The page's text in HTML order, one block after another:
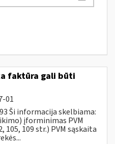
faktūra gali būti
01
Ši informacija skelbiama:
įforminimas PVM
105, 109 str.) PVM sąskaita